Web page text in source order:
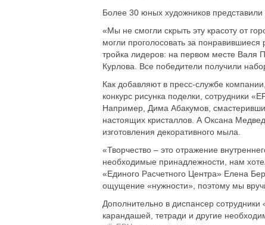
Более 30 юных художников
«Мы не смогли скрыть эту красоту от
могли проголосовать за понравившиеся
тройка лидеров: на первом месте Валя
Курлова. Все победители получили
Как добавляют в пресс-службе
конкурс рисунка поделки, сотрудники
Например, Дима Абакумов,
настоящих кристаллов. А Оксана
изготовления декоративного мыла.
«Творчество – это отражение
необходимые принадлежности, нам
«Единого Расчетного Центра» Елена
ощущение «нужности», поэтому мы
Дополнительно в диспансер
карандашей, тетради и другие